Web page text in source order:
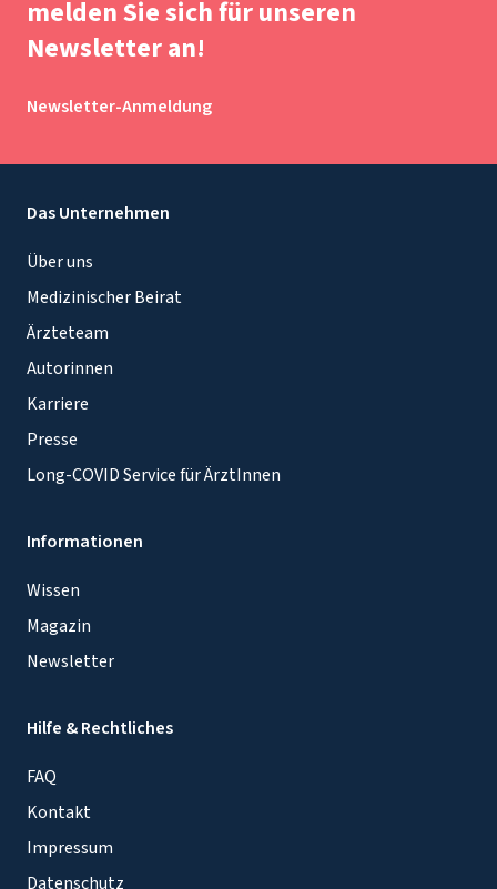
melden Sie sich für unseren
Newsletter an!
Newsletter-Anmeldung
Das Unternehmen
Über uns
Medizinischer Beirat
Ärzteteam
Autorinnen
Karriere
Presse
Long-COVID Service für ÄrztInnen
Informationen
Wissen
Magazin
Newsletter
Hilfe & Rechtliches
FAQ
Kontakt
Impressum
Datenschutz